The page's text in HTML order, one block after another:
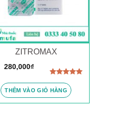
ZITROMAX
hạng 5.00
5 sao
280,000₫
THÊM VÀO GIỎ HÀNG